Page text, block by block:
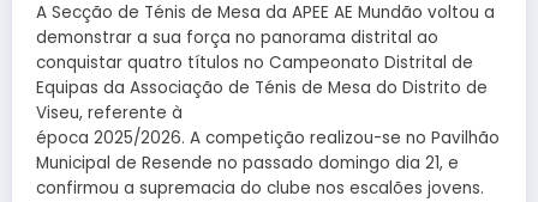
A Secção de Ténis de Mesa da APEE AE Mundão voltou a
demonstrar a sua força no panorama distrital ao
conquistar quatro títulos no Campeonato Distrital de
Equipas da Associação de Ténis de Mesa do Distrito de
Viseu, referente à
época 2025/2026. A competição realizou-se no Pavilhão
Municipal de Resende no passado domingo dia 21, e
confirmou a supremacia do clube nos escalões jovens.